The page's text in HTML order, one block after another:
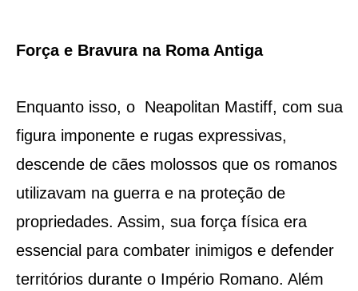
Força e Bravura na Roma Antiga
Enquanto isso, o Neapolitan Mastiff, com sua
figura imponente e rugas expressivas,
descende de cães molossos que os romanos
utilizavam na guerra e na proteção de
propriedades. Assim, sua força física era
essencial para combater inimigos e defender
territórios durante o Império Romano. Além